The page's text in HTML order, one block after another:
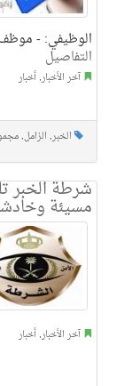
الوظيفي: - موظف استقبال.
التفاصيل
آخر الأخبار, أخبار
الخبر, الزامل,
شرطة الخبر
مسيئة
آخر الأخبار, أخبار